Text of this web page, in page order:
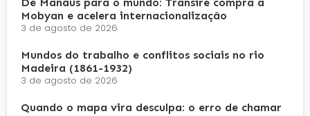
Mobyan e acelera internacionalização
3 de agosto de 2026
Mundos do trabalho e conflitos sociais no rio
Madeira (1861-1932)
3 de agosto de 2026
Quando o mapa vira desculpa: o erro de chamar